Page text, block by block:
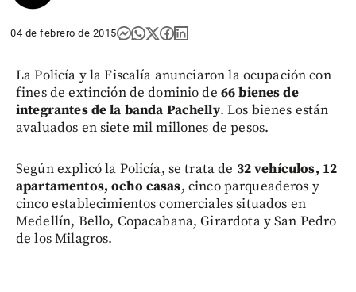
04 de febrero de 2015
La Policía y la Fiscalía anunciaron la ocupación con
fines de extinción de dominio de 66 bienes de
integrantes de la banda Pachelly. Los bienes están
avaluados en siete mil millones de pesos.
Según explicó la Policía, se trata de 32 vehículos, 12
apartamentos, ocho casas, cinco parqueaderos y
cinco establecimientos comerciales situados en
Medellín, Bello, Copacabana, Girardota y San Pedro
de los Milagros.